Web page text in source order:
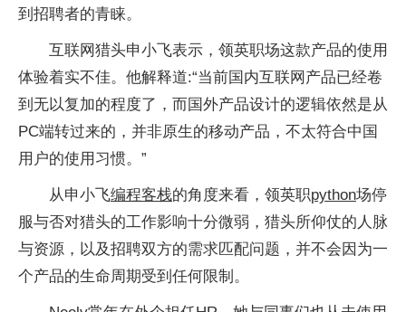
到招聘者的青睐。
互联网猎头申小飞表示，领英职场这款产品的使用
体验着实不佳。他解释道:“当前国内互联网产品已经卷
到无以复加的程度了，而国外产品设计的逻辑依然是从
PC端转过来的，并非原生的移动产品，不太符合中国
用户的使用习惯。”
从申小飞编程客栈的角度来看，领英职python场停
服与否对猎头的工作影响十分微弱，猎头所仰仗的人脉
与资源，以及招聘双方的需求匹配问题，并不会因为一
个产品的生命周期受到任何限制。